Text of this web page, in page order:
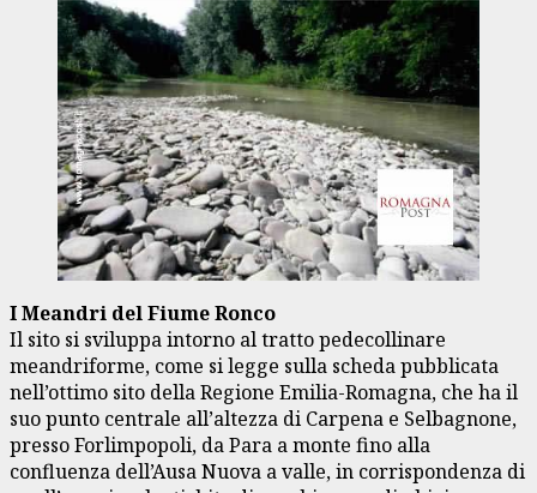
I Meandri del Fiume Ronco
Il sito si sviluppa intorno al tratto pedecollinare
meandriforme, come si legge sulla scheda pubblicata
nell’ottimo sito della Regione Emilia-Romagna, che ha il
suo punto centrale all’altezza di Carpena e Selbagnone,
presso Forlimpopoli, da Para a monte fino alla
confluenza dell’Ausa Nuova a valle, in corrispondenza di